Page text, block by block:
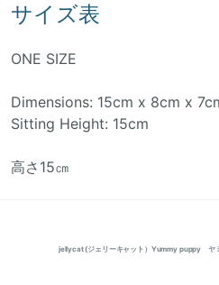
サイズ表
ONE SIZE
Dimensions: 15cm x 8cm x
Sitting Height: 15cm
高さ15㎝
jellycat (ジェリーキャット）Yummy puppy